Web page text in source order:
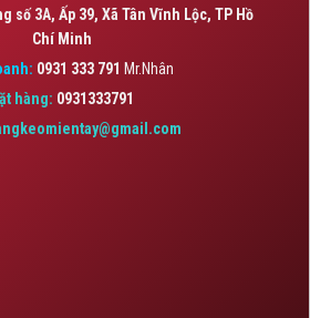
số 3A, Ấp 39, Xã Tân Vĩnh Lộc, TP Hồ
Chí Minh
0931 333 791 Mr.Nhân
hàng: 0931333791